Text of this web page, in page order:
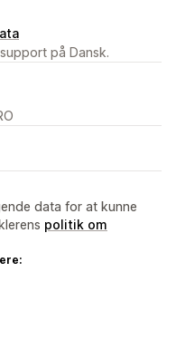
på Dansk.
data for at kunne
politik om